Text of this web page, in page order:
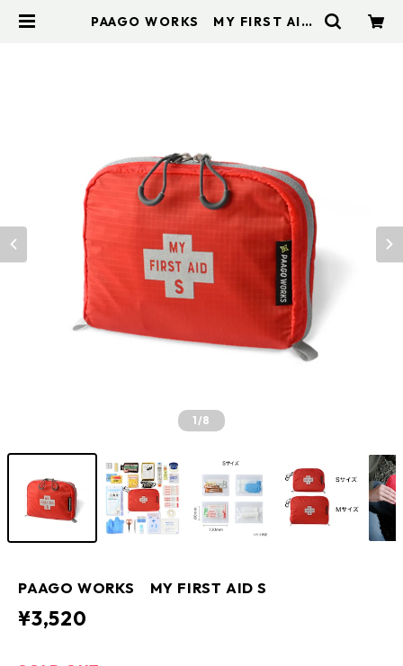
PAAGO WORKS MY FIRST AID
1/8
PAAGO WORKS MY FIRST AID S
¥3,520